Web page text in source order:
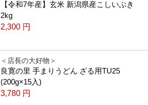
【令和7年産】玄米 新潟県産こしいぶき
2kg
2,300 円
＜店長の大好物＞
良寛の里 手まりうどん ざる用TU25
(200g×15入)
3,780 円